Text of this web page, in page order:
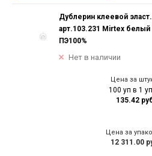
Дублерин клеевой
арт.103.231 Mirtex
ПЭ100%
Нет в наличии
Цена за
100 уп в 1
135.42
Цена за
12 311.00